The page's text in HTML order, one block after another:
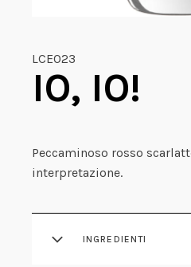
LCE023
IO, IO!
Peccaminoso rosso
interpretazione.
INGREDIENTI